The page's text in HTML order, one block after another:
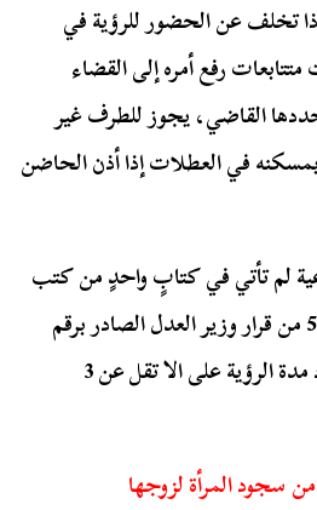
تخلف عن الحضور للرؤية في
رفع أمره إلى القضاء
القاضي، يجوز للطرف غير
في العطلات إذا أذن الحاضن
الأسبوعية لم تأتي في كتابٍ واحدٍ من كتب
الفقه وإنما حددتها المادة 5 من قرار وزير العدل الصادر برقم
1087 لسنة 200 والذي حدد مدة الرؤية على الا تقل عن 3
سجود المرأة لزوجها